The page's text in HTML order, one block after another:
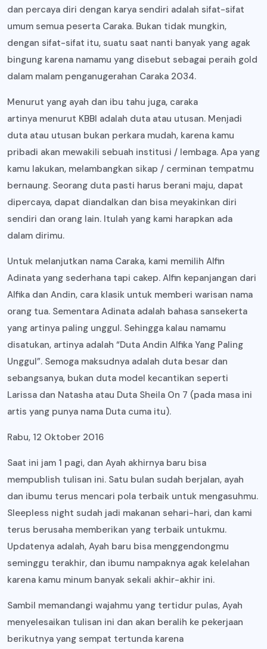
dan percaya diri dengan karya sendiri adalah sifat-sifat
umum semua peserta Caraka. Bukan tidak mungkin,
dengan sifat-sifat itu, suatu saat nanti banyak yang agak
bingung karena namamu yang disebut sebagai peraih gold
dalam malam penganugerahan Caraka 2034.
Menurut yang ayah dan ibu tahu juga, caraka
artinya menurut KBBI adalah duta atau utusan. Menjadi
duta atau utusan bukan perkara mudah, karena kamu
pribadi akan mewakili sebuah institusi / lembaga. Apa yang
kamu lakukan, melambangkan sikap / cerminan tempatmu
bernaung. Seorang duta pasti harus berani maju, dapat
dipercaya, dapat diandalkan dan bisa meyakinkan diri
sendiri dan orang lain. Itulah yang kami harapkan ada
dalam dirimu.
Untuk melanjutkan nama Caraka, kami memilih Alfin
Adinata yang sederhana tapi cakep. Alfin kepanjangan dari
Alfika dan Andin, cara klasik untuk memberi warisan nama
orang tua. Sementara Adinata adalah bahasa sansekerta
yang artinya paling unggul. Sehingga kalau namamu
disatukan, artinya adalah “Duta Andin Alfika Yang Paling
Unggul”. Semoga maksudnya adalah duta besar dan
sebangsanya, bukan duta model kecantikan seperti
Larissa dan Natasha atau Duta Sheila On 7 (pada masa ini
artis yang punya nama Duta cuma itu).
Rabu, 12 Oktober 2016
Saat ini jam 1 pagi, dan Ayah akhirnya baru bisa
mempublish tulisan ini. Satu bulan sudah berjalan, ayah
dan ibumu terus mencari pola terbaik untuk mengasuhmu.
Sleepless night sudah jadi makanan sehari-hari, dan kami
terus berusaha memberikan yang terbaik untukmu.
Updatenya adalah, Ayah baru bisa menggendongmu
seminggu terakhir, dan ibumu nampaknya agak kelelahan
karena kamu minum banyak sekali akhir-akhir ini.
Sambil memandangi wajahmu yang tertidur pulas, Ayah
menyelesaikan tulisan ini dan akan beralih ke pekerjaan
berikutnya yang sempat tertunda karena